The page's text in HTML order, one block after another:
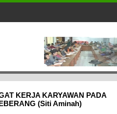
KERJA KARYAWAN PADA
(Siti Aminah)